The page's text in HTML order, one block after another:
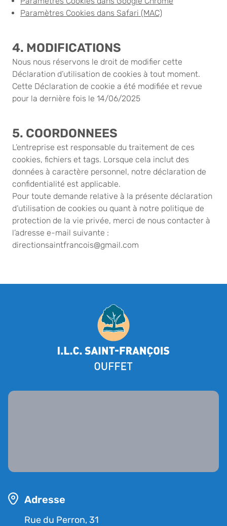
Paramètres Cookies dans Safari (MAC)
4. MODIFICATIONS
Nous nous réservons le droit de modifier cette
Déclaration d’utilisation de cookies à tout moment.
Cette Déclaration de cookie a été modifiée et revue
pour la dernière fois le 14/06/2025
5. COORDONNEES
L’entreprise est responsable du traitement de ces
cookies, fichiers et tags. Lorsque cela inclut des
données à caractère personnel, notre déclaration de
confidentialité est applicable.
Pour toute demande relative à la présente déclaration
d’utilisation de cookies ou quant à notre politique de
protection de la vie privée, merci de nous contacter à
l’adresse e-mail suivante :
directionsaintfrancois@gmail.com
Adresse
Rue du Perron, 31